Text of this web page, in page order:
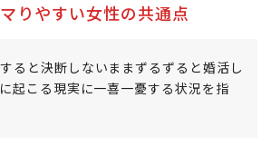
りやすい女性の共通点
ると決断しないままずるずると婚活し
起こる現実に一喜一憂する状況を指